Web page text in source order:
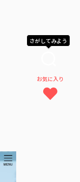
さがしてみよう
お気に入り